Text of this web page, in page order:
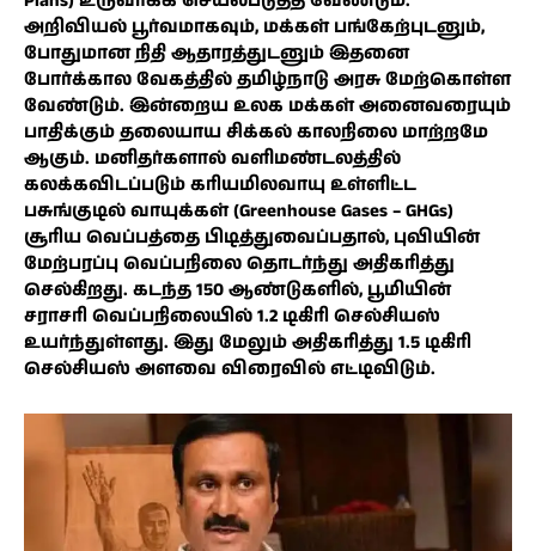
அறிவியல் பூர்வமாகவும், மக்கள் பங்கேற்புடனும்,
போதுமான நிதி ஆதாரத்துடனும் இதனை
போர்க்கால வேகத்தில் தமிழ்நாடு அரசு மேற்கொள்ள
வேண்டும். இன்றைய உலக மக்கள் அனைவரையும்
பாதிக்கும் தலையாய சிக்கல் காலநிலை மாற்றமே
ஆகும். மனிதர்களால் வளிமண்டலத்தில்
கலக்கவிடப்படும் கரியமிலவாயு உள்ளிட்ட
பசுங்குடில் வாயுக்கள் (Greenhouse Gases – GHGs)
சூரிய வெப்பத்தை பிடித்துவைப்பதால், புவியின்
மேற்பரப்பு வெப்பநிலை தொடர்ந்து அதிகரித்து
செல்கிறது. கடந்த 150 ஆண்டுகளில், பூமியின்
சராசரி வெப்பநிலையில் 1.2 டிகிரி செல்சியஸ்
உயர்ந்துள்ளது. இது மேலும் அதிகரித்து 1.5 டிகிரி
செல்சியஸ் அளவை விரைவில் எட்டிவிடும்.